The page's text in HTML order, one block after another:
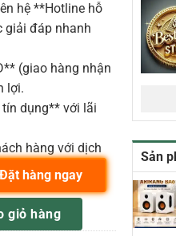
Sản
hệ **Hotline hỗ
giải đáp nhanh
(giao hàng nhận
lợi.
dụng** với lãi
hàng với dịch
dây 470.2 - 550 MHz Sennhieser
giỏ hàng
Đặt hàng ngay